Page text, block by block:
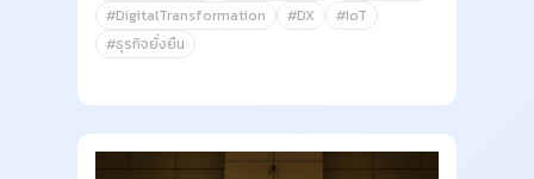
#DigitalTransformation
#DX
#IoT
#ธุรกิจยั่งยืน